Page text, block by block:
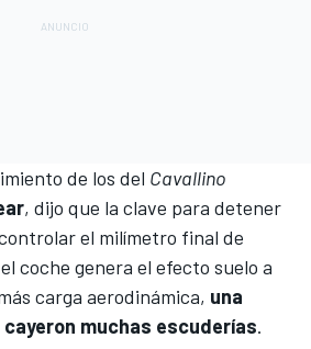
de los del Cavallino
, dijo que la clave para detener
el milímetro final de
coche genera el efecto suelo a
carga aerodinámica, una
muchas escuderías.